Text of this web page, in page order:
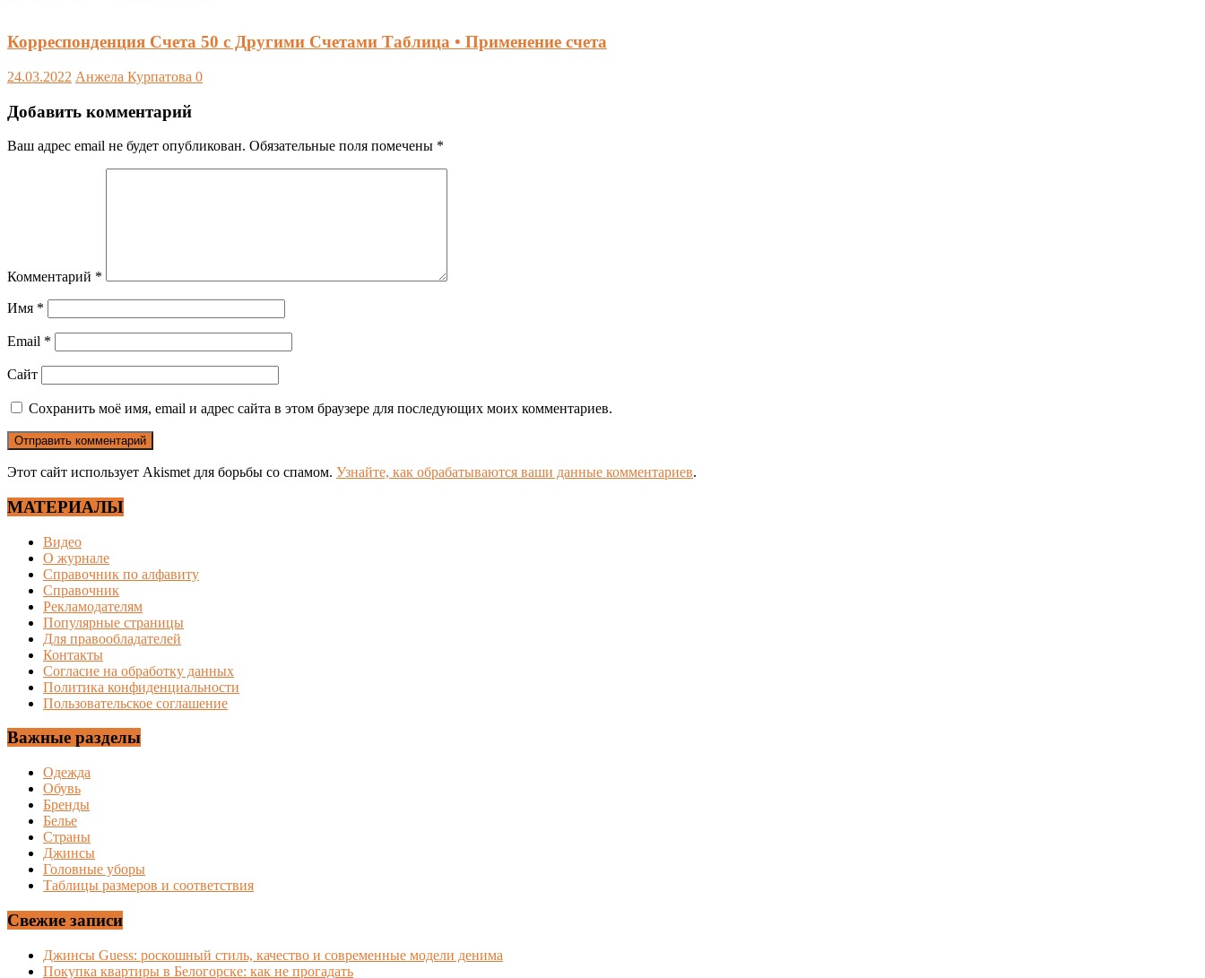
Корреспонденция Счета 50 с Другими Счетами Таблица • Применение счета
24.03.2022 Анжела Курпатова 0
Добавить комментарий
Ваш адрес email не будет опубликован. Обязательные поля помечены *
Комментарий *
Имя *
Email *
Сайт
Сохранить моё имя, email и адрес сайта в этом браузере для последующих моих комментариев.
Этот сайт использует Akismet для борьбы со спамом. Узнайте, как обрабатываются ваши данные комментариев.
МАТЕРИАЛЫ
Видео
О журнале
Справочник по алфавиту
Справочник
Рекламодателям
Популярные страницы
Для правообладателей
Контакты
Согласие на обработку данных
Политика конфиденциальности
Пользовательское соглашение
Важные разделы
Одежда
Обувь
Бренды
Белье
Страны
Джинсы
Головные уборы
Таблицы размеров и соответствия
Свежие записи
Джинсы Guess: роскошный стиль, качество и современные модели денима
Покупка квартиры в Белогорске: как не прогадать